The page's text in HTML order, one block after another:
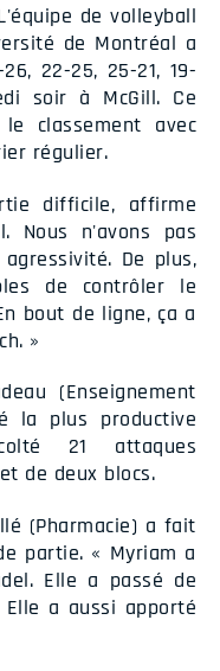
de volleyball
de Montréal a
22-25, 25-21, 19-
soir à McGill. Ce
classement avec
régulier.
difficile, affirme
Nous n'avons pas
De plus,
de contrôler le
bout de ligne, ça a
»
(Enseignement
la plus productive
21 attaques
de deux blocs.
(Pharmacie) a fait
partie. « Myriam a
Elle a passé de
a aussi apporté